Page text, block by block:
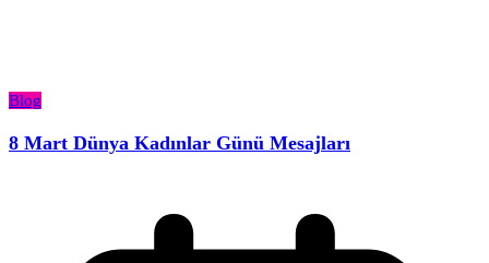
Blog
8 Mart Dünya Kadınlar Günü Mesajları